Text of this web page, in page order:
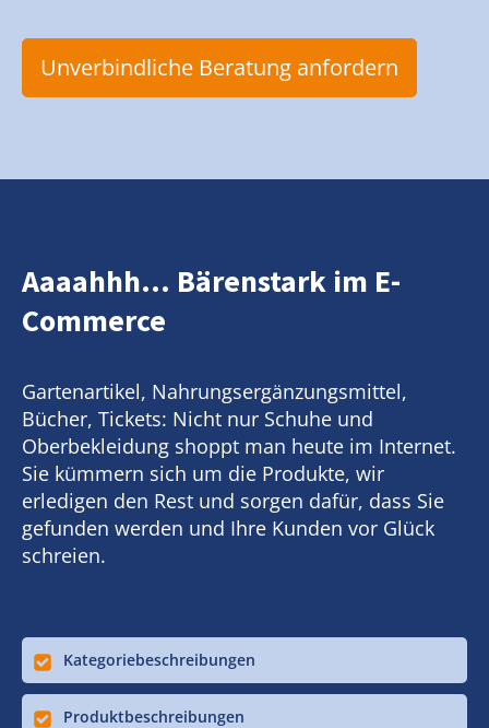
Unverbindliche Beratung anfordern
Aaaahhh... Bärenstark im E-
Commerce
Gartenartikel, Nahrungsergänzungsmittel,
Bücher, Tickets: Nicht nur Schuhe und
Oberbekleidung shoppt man heute im Internet.
Sie kümmern sich um die Produkte, wir
erledigen den Rest und sorgen dafür, dass Sie
gefunden werden und Ihre Kunden vor Glück
schreien.
Kategoriebeschreibungen
Produktbeschreibungen